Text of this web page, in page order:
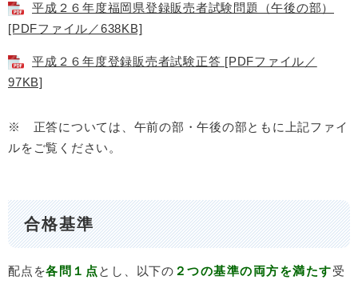
平成２６年度福岡県登録販売者試験問題（午後の部）
[PDFファイル／638KB]
平成２６年度登録販売者試験正答 [PDFファイル／
97KB]
※ 正答については、午前の部・午後の部ともに上記ファイ
ルをご覧ください。
合格基準
配点を各問１点とし、以下の ２つの基準の両方を満たす受